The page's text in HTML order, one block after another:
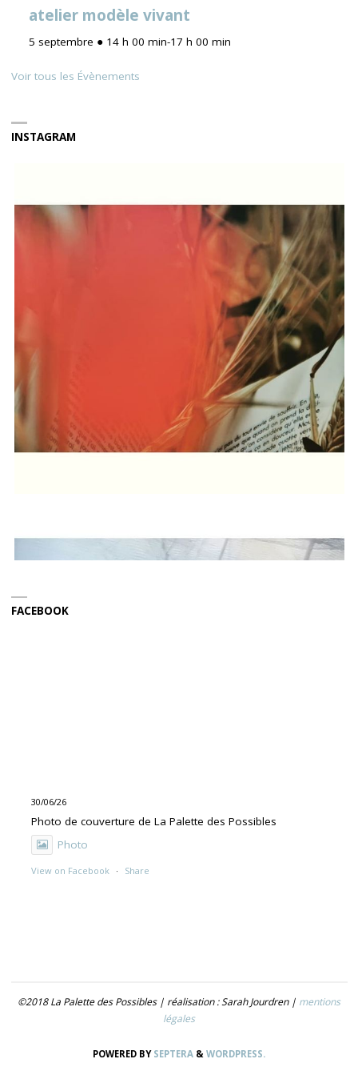
atelier modèle vivant
5 septembre ● 14 h 00 min-17 h 00 min
Voir tous les Évènements
INSTAGRAM
FACEBOOK
30/06/26
Photo de couverture de La Palette des Possibles
Photo
View on Facebook · Share
- 21.07- 5.09 : TROUVER LE NOM
©2018 La Palette des Possibles | réalisation : Sarah Jourdren | mentions
légales
POWERED BYSEPTERA & WORDPRESS.